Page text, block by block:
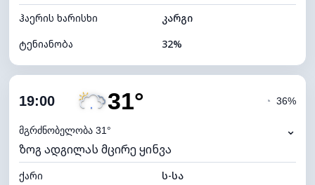
ჰაერის ხარისხი
კარგი
ტენიანობა
32%
ღრუბლიანობა
ნამის წერტილი
ხილვადობა
10 კმ
განათების ინდექსი 7 (ნათელი)
19:00 31°
მგრძნობელობა 31°
◔ 36%
⌄
ზოგ ადგილას მცირე ყინვა
ქარი
ს-სა